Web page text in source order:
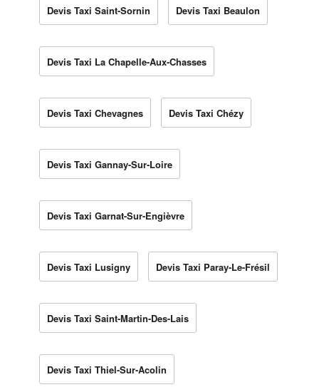
Devis Taxi Saint-Sornin Devis Taxi Beaulon
Devis Taxi La Chapelle-Aux-Chasses
Devis Taxi Chevagnes Devis Taxi Chézy
Devis Taxi Gannay-Sur-Loire
Devis Taxi Garnat-Sur-Engièvre
Devis Taxi Lusigny Devis Taxi Paray-Le-Frésil
Devis Taxi Saint-Martin-Des-Lais
Devis Taxi Thiel-Sur-Acolin